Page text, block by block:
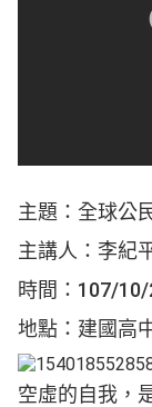
主題：全球公
主講人：李紀
時間：107/
地點：建國高
空虛的自我，